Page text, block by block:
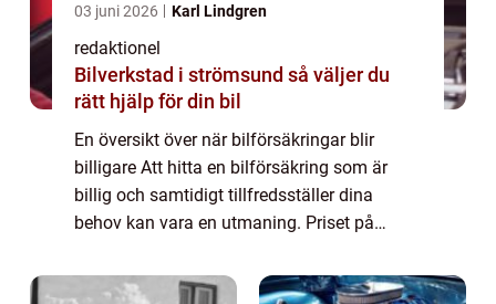
03 juni 2026 Karl Lindgren
redaktionel
Bilverkstad i strömsund så väljer du
rätt hjälp för din bil
En översikt över när bilförsäkringar blir
billigare Att hitta en bilförsäkring som är
billig och samtidigt tillfredsställer dina
behov kan vara en utmaning. Priset på
rad faktorer. I den här artikeln kommer ...